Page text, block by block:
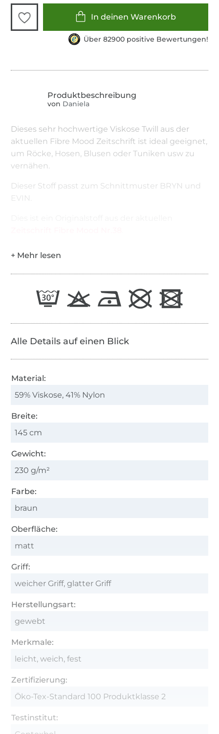
In deinen Warenkorb
Über 82900 positive Bewertungen!
von Daniela
Dieses sehr hochwertige Viskose Twill aus der
aktuellen Fibre Mood Zeitschrift ist ideal geeignet,
um Röcke, Hosen, Blusen oder Tuniken usw zu
vernähen.
Dieser Stoff passt zum Schnittmuster BRYN und
EVIN.
Alle Details auf einen Blick
Material:
59% Viskose, 41% Nylon
Breite:
145 cm
Gewicht:
230 g/m²
Farbe:
braun
Oberfläche:
matt
Griff:
weicher Griff, glatter Griff
Herstellungsart:
gewebt
Merkmale:
leicht, weich, fest
Zertifizierung:
Öko-Tex-Standard 100 Produktklasse 2
Testinstitut: